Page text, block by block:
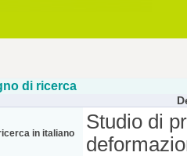
di ricerca
in italiano
Studio di